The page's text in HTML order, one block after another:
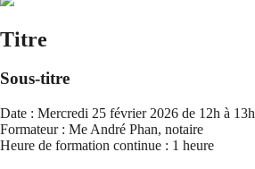
Titre
Sous-titre
Date : Mercredi 25 février 2026 de 12h à 13h
Formateur : Me André Phan, notaire
Heure de formation continue : 1 heure